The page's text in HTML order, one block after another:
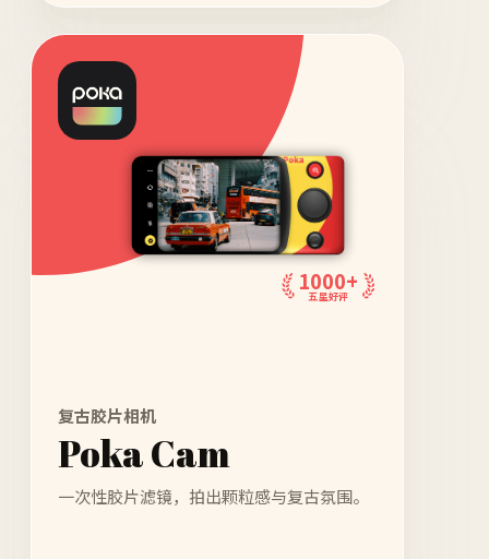
1000+
五星好评
复古胶片相机
Poka Cam
一次性胶片滤镜，拍出颗粒感与复古氛围。